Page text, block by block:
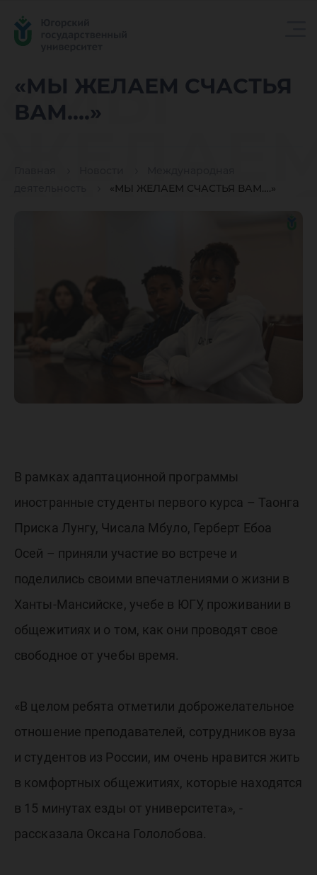
«МЫ ЖЕЛАЕМ СЧАСТЬЯ
ВАМ….»
«МЫ ЖЕЛАЕМ СЧАСТЬЯ ВАМ….»
«МЫ
ВАМ….»
В рамках адаптационной программы
иностранные студенты первого курса – Таонга
Приска Лунгу, Чисала Мбуло, Герберт Ебоа
Осей – приняли участие во встрече и
поделились своими впечатлениями о жизни в
Ханты-Мансийске, учебе в ЮГУ, проживании в
общежитиях и о том, как они проводят свое
свободное от учебы время.
«В целом ребята отметили доброжелательное
отношение преподавателей, сотрудников вуза
и студентов из России, им очень нравится жить
в комфортных общежитиях, которые находятся
в 15 минутах езды от университета», -
рассказала Оксана Гололобова.